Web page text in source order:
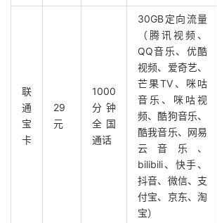
联
通
宝
卡
29
元
1000
分钟
全国
通话
30GB定向流量
（腾讯视频、
QQ音乐、优酷
视频、爱奇艺、
芒果TV、咪咕
音乐、咪咕视
频、酷狗音乐、
酷我音乐、网易
云音乐、
bilibili、快手、
抖音、微信、支
付宝、京东、淘
宝）